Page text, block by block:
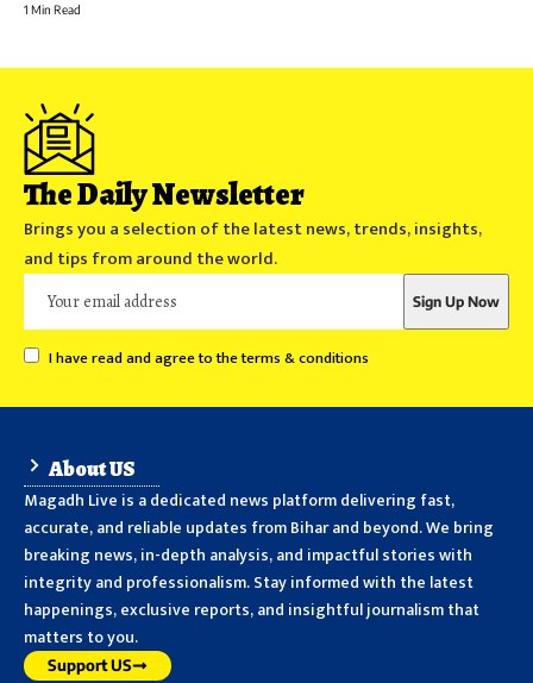
1 Min Read
The Daily Newsletter
Brings you a selection of the latest news, trends, insights,
and tips from around the world.
I have read and agree to the terms & conditions
About US
Magadh Live is a dedicated news platform delivering fast,
accurate, and reliable updates from Bihar and beyond. We bring
breaking news, in-depth analysis, and impactful stories with
integrity and professionalism. Stay informed with the latest
happenings, exclusive reports, and insightful journalism that
matters to you.
Support US